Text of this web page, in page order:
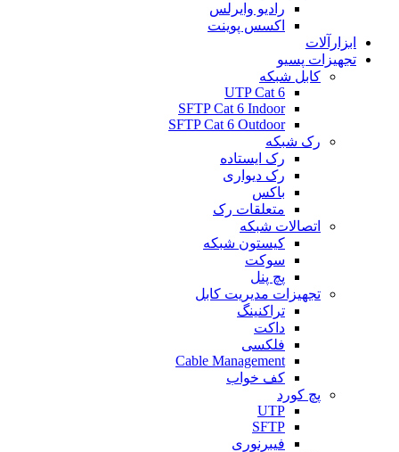
رادیو وایرلس
اکسس پوینت
ابزارآلات
تجهیزات پسیو
کابل شبکه
UTP Cat 6
SFTP Cat 6 Indoor
SFTP Cat 6 Outdoor
رک شبکه
رک ایستاده
رک دیواری
باکس
متعلقات رک
اتصالات شبکه
کیستون شبکه
سوکت
پچ پنل
تجهیزات مدیریت کابل
تراکنینگ
داکت
فلکسی
Cable Management
کف خواب
پچ کورد
UTP
SFTP
فیبرنوری